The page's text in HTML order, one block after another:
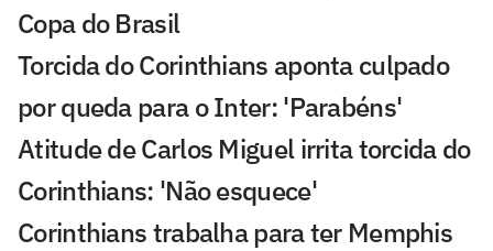
Copa do Brasil
Torcida do Corinthians aponta culpado
por queda para o Inter: 'Parabéns'
Atitude de Carlos Miguel irrita torcida do
Corinthians: 'Não esquece'
Corinthians trabalha para ter Memphis